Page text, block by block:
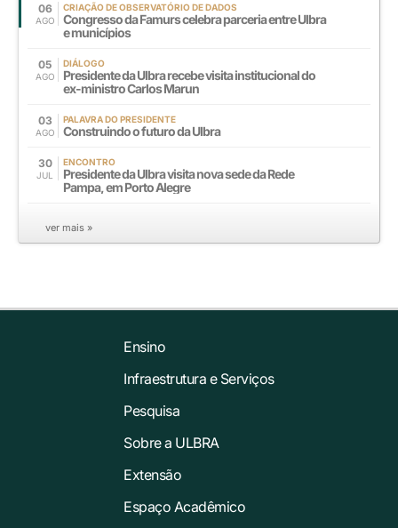
06
AGO
CRIAÇÃO DE OBSERVATÓRIO DE DADOS
Congresso da Famurs celebra parceria entre Ulbra
e municípios
05
AGO
DIÁLOGO
Presidente da Ulbra recebe visita institucional do
ex-ministro Carlos Marun
03
AGO
PALAVRA DO PRESIDENTE
Construindo o futuro da Ulbra
30
JUL
ENCONTRO
Presidente da Ulbra visita nova sede da Rede
Pampa, em Porto Alegre
ver mais »
Ensino
Infraestrutura e Serviços
Pesquisa
Sobre a ULBRA
Extensão
Espaço Acadêmico